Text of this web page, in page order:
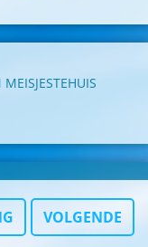
VOLGENDE